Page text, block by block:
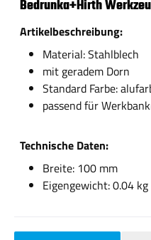
Bedrunka+Hirth
Artikelbeschreibung:
Material: Stahlblech
mit geradem Dorn
Standard Farbe:
passend für
Technische Daten:
Breite: 100 mm
Eigengewicht: 0.04 kg